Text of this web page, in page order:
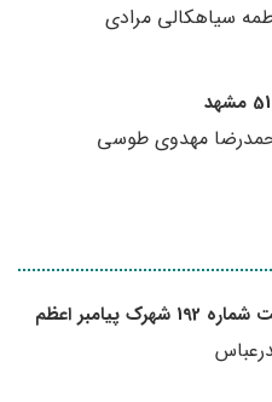
سیاهکالی مرادی
مهدوی طوسی
پیامبر اعظم